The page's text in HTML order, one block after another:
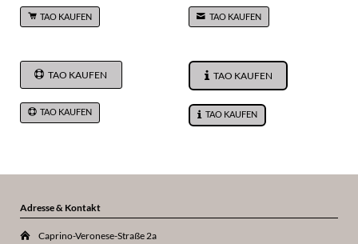
TAO KAUFEN TAO KAUFEN
TAO KAUFEN
TAO KAUFEN
TAO KAUFEN
TAO KAUFEN
Adresse & Kontakt
Caprino-Veronese-Straße 2a